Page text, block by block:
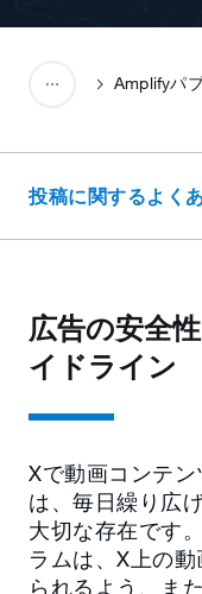
Amplifyパ
投稿に関するよく
広告の安全
イドライン
Xで動画コンテ
は、毎日繰り広
大切な存在です
ラムは、X上の
られるよう、ま